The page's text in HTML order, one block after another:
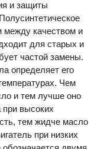
и защиты
между качеством и
для старых и
частой замены.
определяет его
Чем
и тем лучше оно
при высоких
тем жидче масло
при низких